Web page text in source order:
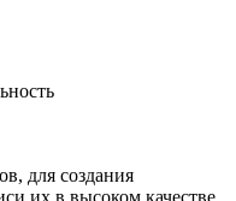
для создания
их в высоком качестве